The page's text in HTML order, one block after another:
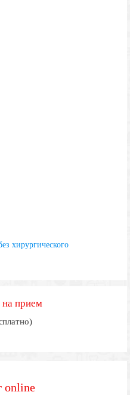
хирургического
на прием
online